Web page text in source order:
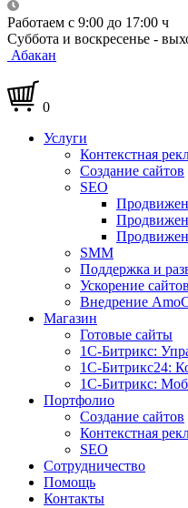
Работаем с 9:00 до 17:00 ч
Суббота и воскресенье -
Абакан
0
Услуги
Контекстная
Создание сайтов
SEO
SMM
Поддержка и
Ускорение сайтов
Внедрение
Магазин
Готовые сайты
1С-Битрикс:
1С-Битрикс24:
1С-Битрикс:
Портфолио
Создание сайтов
Контекстная
SEO
Сотрудничество
Помощь
Контакты